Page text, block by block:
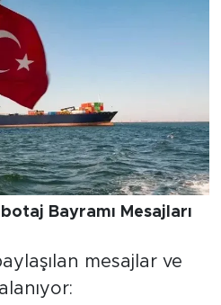
Bayramı Mesajları
mesajlar ve